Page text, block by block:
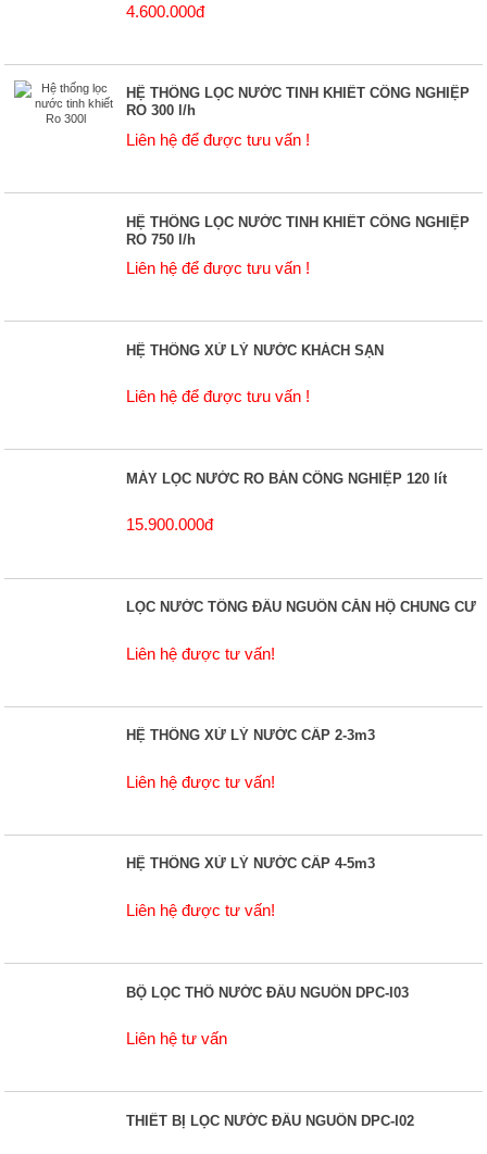
4.600.000đ
HỆ THỐNG LỌC NƯỚC TINH KHIẾT CÔNG NGHIỆP
RO 300 l/h
Liên hệ để được tưu vấn !
HỆ THỐNG LỌC NƯỚC TINH KHIẾT CÔNG NGHIỆP
RO 750 l/h
Liên hệ để được tưu vấn !
HỆ THỐNG XỬ LÝ NƯỚC KHÁCH SẠN
Liên hệ để được tưu vấn !
MÁY LỌC NƯỚC RO BÁN CÔNG NGHIỆP 120 lít
15.900.000đ
LỌC NƯỚC TỔNG ĐẦU NGUỒN CĂN HỘ CHUNG CƯ
Liên hệ được tư vấn!
HỆ THỐNG XỬ LÝ NƯỚC CẤP 2-3m3
Liên hệ được tư vấn!
HỆ THỐNG XỬ LÝ NƯỚC CẤP 4-5m3
Liên hệ được tư vấn!
BỘ LỌC THÔ NƯỚC ĐẦU NGUỒN DPC-I03
Liên hệ tư vấn
THIẾT BỊ LỌC NƯỚC ĐẦU NGUỒN DPC-I02